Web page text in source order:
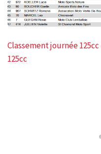
Classement journée 125cc
125cc